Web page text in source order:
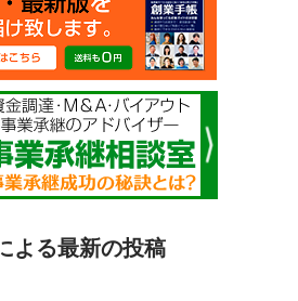
よる最新の投稿